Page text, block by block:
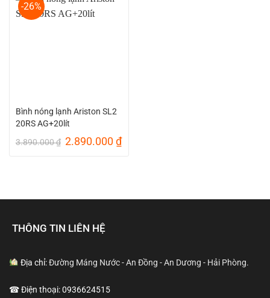
-26%
Bình nóng lạnh Ariston SL2
20RS AG+20lít
3.890.000₫ Giá
2.890.000₫Giá
THÔNG TIN LIÊN HỆ
Địa chỉ:Đường Máng Nước - An Đồng - An Dương - Hải Phòng.
☎ Điện thoại: 0936624515